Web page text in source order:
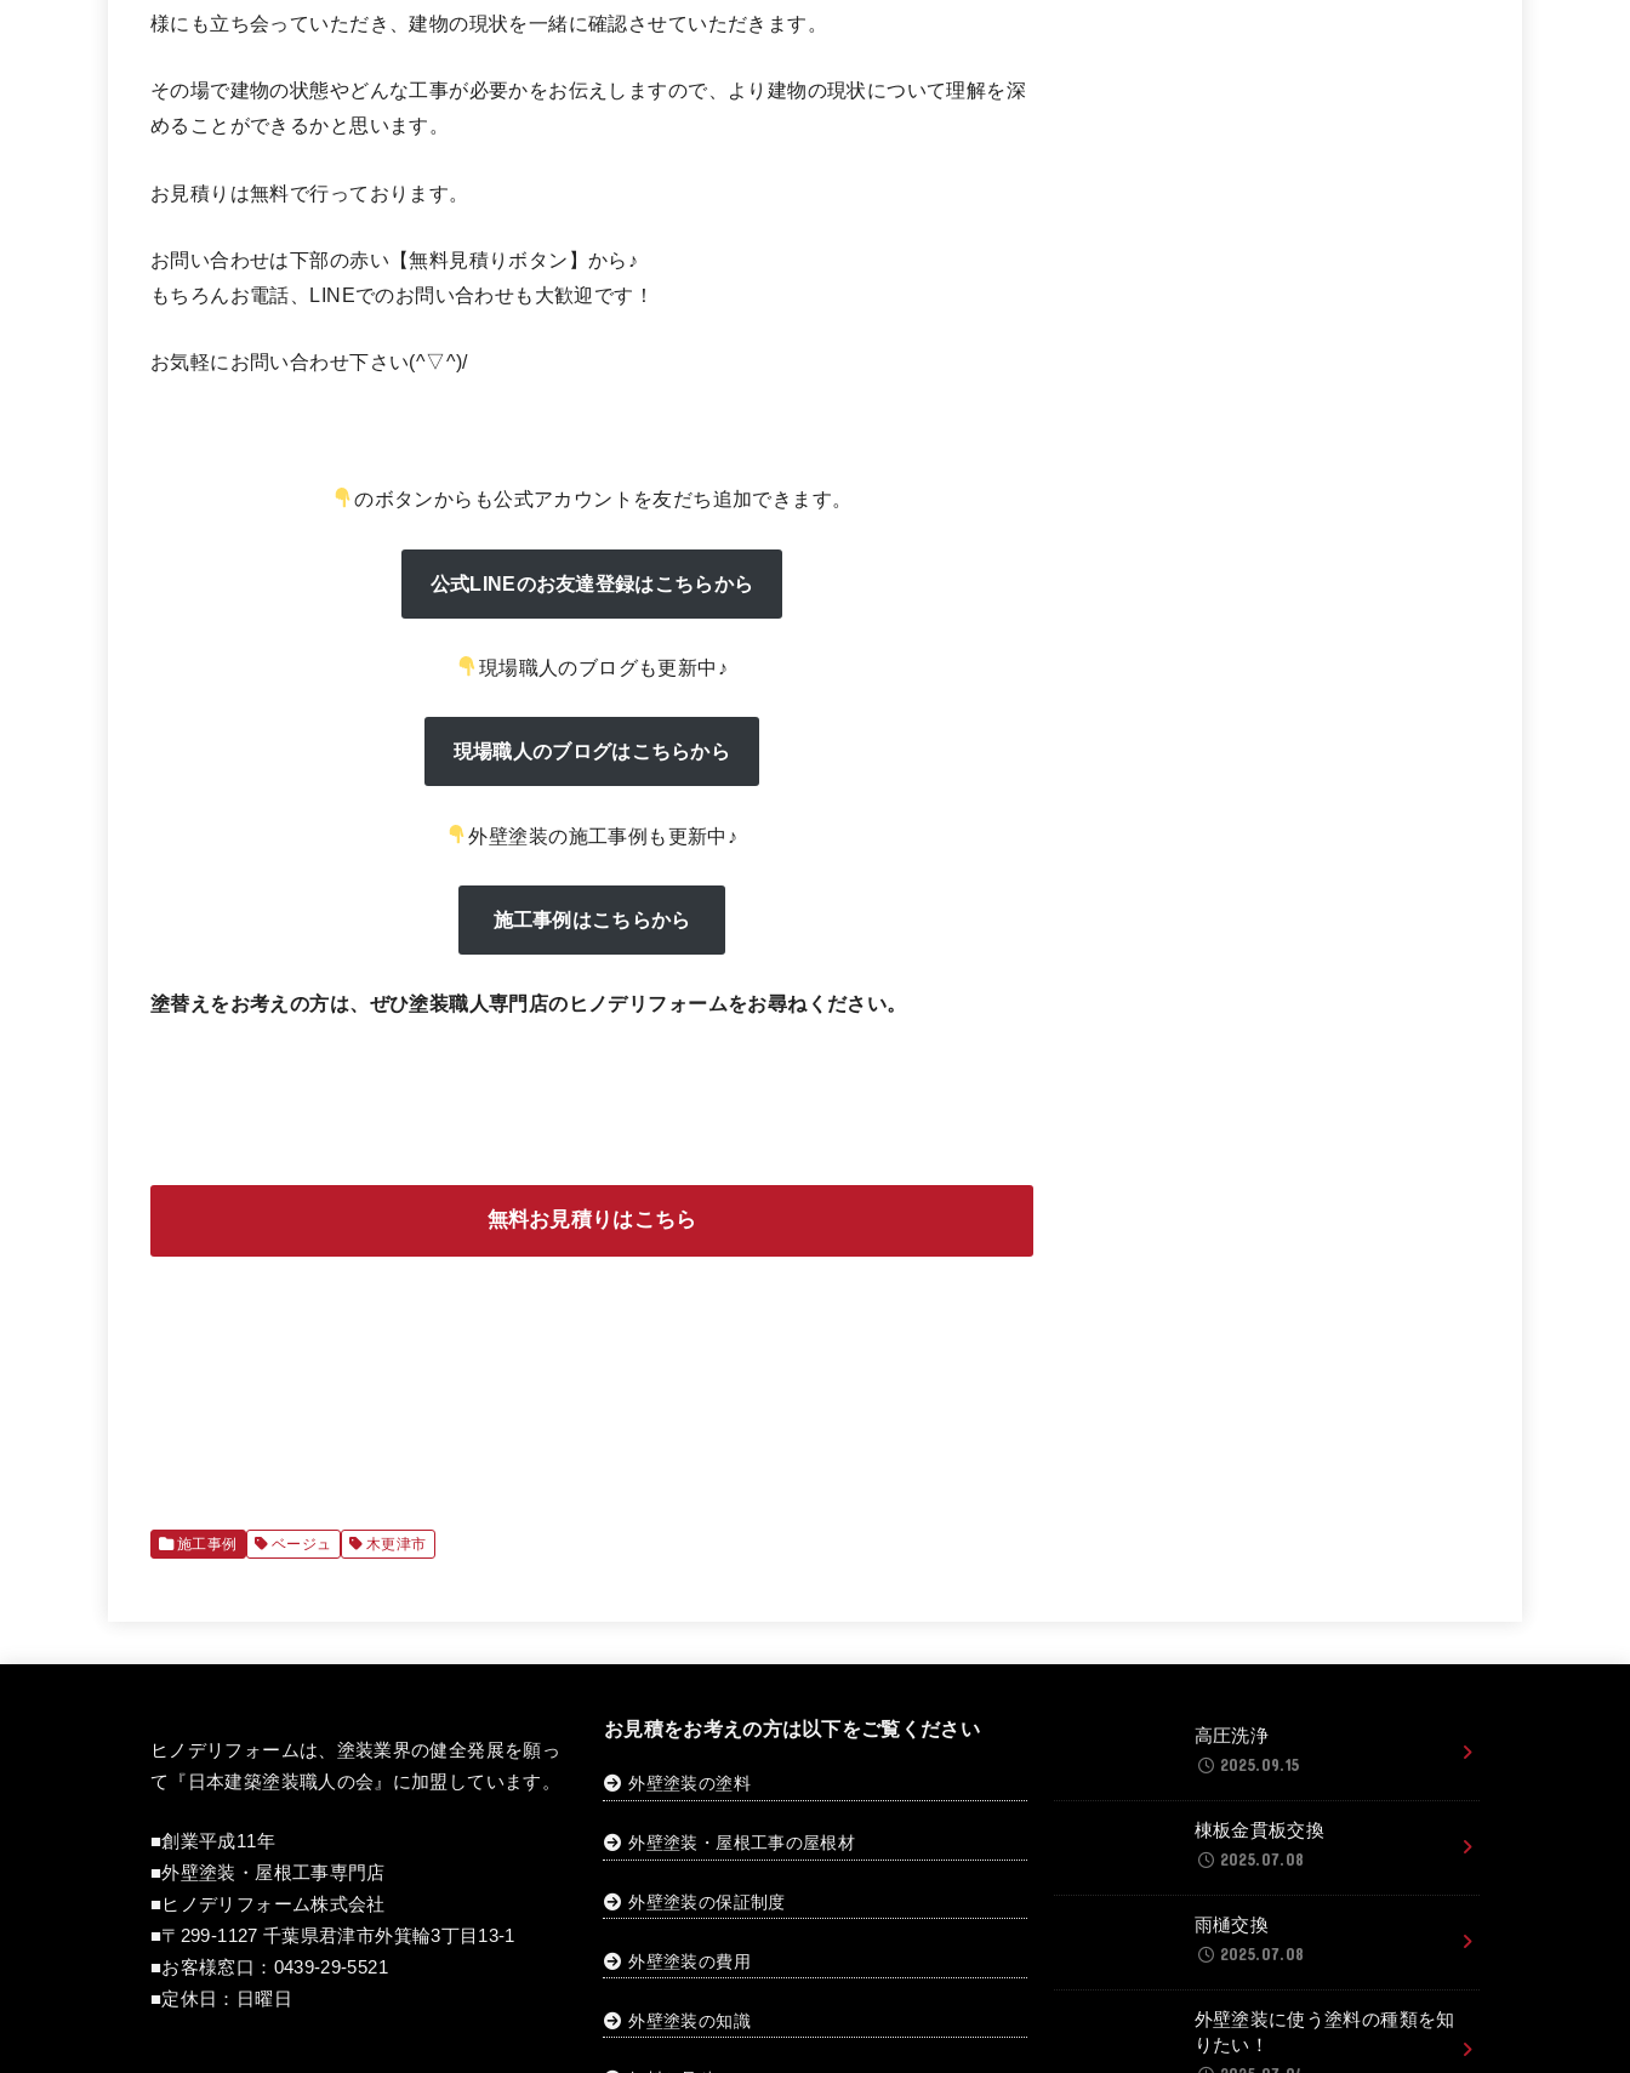
様にも立ち会っていただき、建物の現状を一緒に確認させていただきます。
その場で建物の状態やどんな工事が必要かをお伝えしますので、より建物の現状について理解を深
めることができるかと思います。
お見積りは無料で行っております。
お問い合わせは下部の赤い【無料見積りボタン】から♪
もちろんお電話、LINEでのお問い合わせも大歓迎です！
お気軽にお問い合わせ下さい(^▽^)/
のボタンからも公式アカウントを友だち追加できます。
公式LINEのお友達登録はこちらから
現場職人のブログも更新中♪
現場職人のブログはこちらから
外壁塗装の施工事例も更新中♪
施工事例はこちらから
塗替えをお考えの方は、ぜひ塗装職人専門店のヒノデリフォームをお尋ねください。
無料お見積りはこちら
施工事例 ベージュ 木更津市
ヒノデリフォームは、塗装業界の健全発展を願っ
て『 日本建築塗装職人の会 』に加盟しています。
■創業平成11年
■外壁塗装・屋根工事専門店
■ヒノデリフォーム株式会社
■〒299-1127 千葉県君津市外箕輪3丁目13-1
■お客様窓口： 0439-29-5521
■定休日：日曜日
お見積をお考えの方は以下をご覧ください
外壁塗装の塗料
外壁塗装・屋根工事の屋根材
外壁塗装の保証制度
外壁塗装の費用
外壁塗装の知識
高圧洗浄
2025.09.15
棟板金貫板交換
2025.07.08
雨樋交換
2025.07.08
外壁塗装に使う塗料の種類を知
りたい！